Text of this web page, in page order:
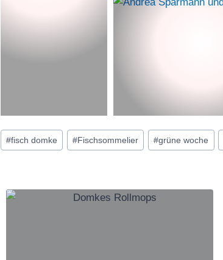
Schlagworte:
#fisch domke #Fischsommelier #grüne woche